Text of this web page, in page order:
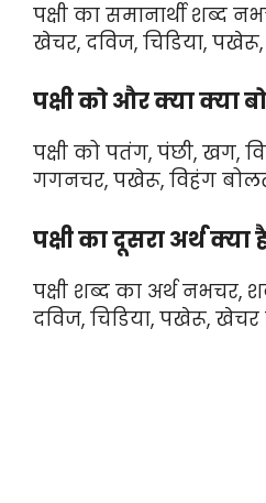
पक्षी का समानार्थी शब्द
खेचर, दविज, चिडिया,
पक्षी को और क्या क्या
पक्षी को पतंग, पंछी, खग,
गगनचर, पखेरू, विहंग
पक्षी का दूसरा अर्थ क्या
पक्षी शब्द का अर्थ नभचर,
दविज, चिडिया, पखेरू, खेचर